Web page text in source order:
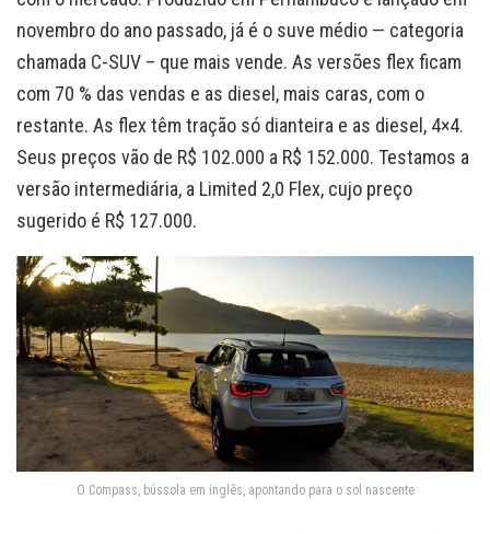
novembro do ano passado, já é o suve médio — categoria
chamada C-SUV – que mais vende. As versões flex ficam
com 70 % das vendas e as diesel, mais caras, com o
restante. As flex têm tração só dianteira e as diesel, 4×4.
Seus preços vão de R$ 102.000 a R$ 152.000. Testamos a
versão intermediária, a Limited 2,0 Flex, cujo preço
sugerido é R$ 127.000.
O Compass, bússola em inglês, apontando para o sol nascente